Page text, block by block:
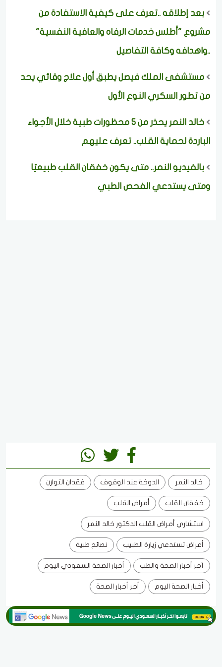
بعد إطلاقه ..تعرف على كيفية الاستفادة من
مشروع "أطلس خدمات الرفاه والعافية النفسية"
..واهدافه وكافة التفاصيل
مستشفى الملك فيصل يطبق أول علاج وقائي يحد
من تطور السكري النوع الأول
خالد النمر يحذر من 5 محظورات طبية خلال الأجواء
الباردة لحماية القلب.. تعرف عليهم
بالفيديو النمر.. متى يكون خفقان القلب طبيعيًا
ومتى يستدعي الفحص الطبي
خالد النمر الدوخة عند الوقوف فقدان التوازن
خفقان القلب أمراض القلب
استشاري أمراض القلب الدكتور خالد النمر
أعراض تستدعي زيارة الطبيب نصائح طبية
آخر أخبار الصحة والطب أخبار الصحة السعودي اليوم
أخبار الصحة اليوم أخر أخبار الصحة